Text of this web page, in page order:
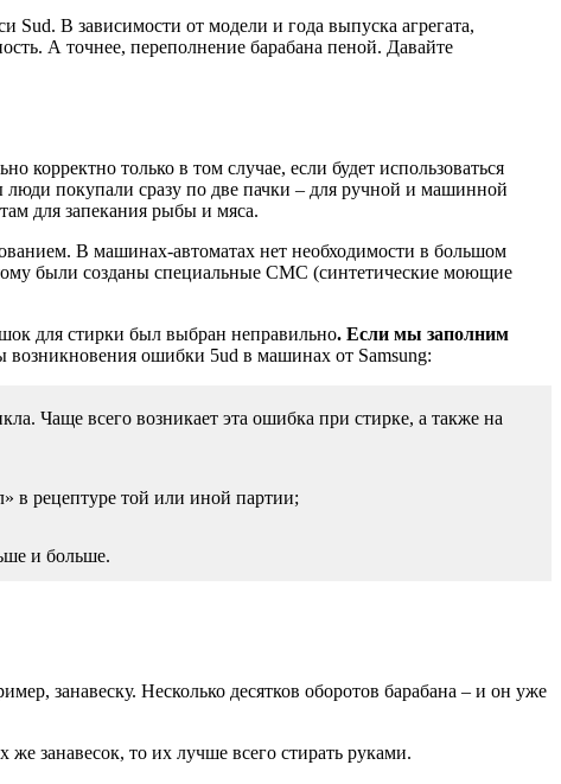
Sud. В зависимости от модели и года выпуска агрегата,
А точнее, переполнение барабана пеной. Давайте
корректно только в том случае, если будет использоваться
люди покупали сразу по две пачки – для ручной и машинной
для запекания рыбы и мяса.
В машинах-автоматах нет необходимости в большом
были созданы специальные СМС (синтетические моющие
для стирки был выбран неправильно. Если мы заполним
ошибки 5ud в машинах от Samsung:
Чаще всего возникает эта ошибка при стирке, а также на
в рецептуре той или иной партии;
и больше.
занавеску. Несколько десятков оборотов барабана – и он уже
занавесок, то их лучше всего стирать руками.